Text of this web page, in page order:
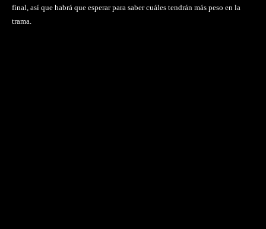
final, así que habrá que esperar para saber cuáles tendrán más peso en la
trama.